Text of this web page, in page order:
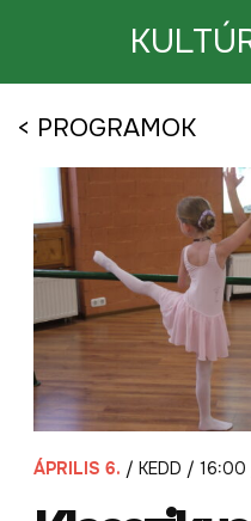
< PROGRAMOK
ÁPRILIS 6. / KEDD / 16:00